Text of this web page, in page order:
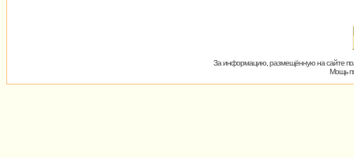
За информацию, размещённую на сайте
Мощь